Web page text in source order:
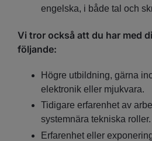
engelska, i både tal och
Vi tror också att du har med
följande:
Högre utbildning, gärna
elektronik eller mjukvara.
Tidigare erfarenhet av
systemnära tekniska roller.
Erfarenhet eller